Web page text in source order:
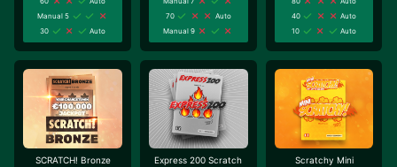
Manual 5
30
Auto
70
Auto
Manual 9
40
Auto
10
Auto
SCRATCH! Bronze Express 200 Scratch Scratchy Mini